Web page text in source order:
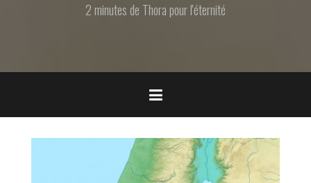
2 minutes de Thora pour l'éternité